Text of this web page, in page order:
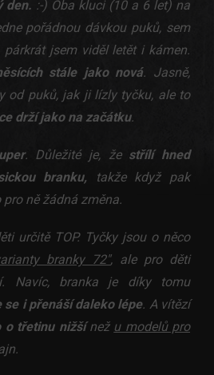
den. :-) Oba kluci (10 a 6 let) na
pořádnou dávkou puků, sem
jsem viděl letět i kámen.
stále jako nová. Jasně,
od puků, jak ji lízly tyčku, ale to
drží jako na začátku.
. Důležité je, že střílí hned
branku, takže když pak
ně žádná změna.
určitě TOP. Tyčky jsou o něco
branky 72", ale pro děti
Navíc, branka je díky tomu
se i přenáší daleko lépe. A vítězí
o třetinu nižšínež u modelů pro